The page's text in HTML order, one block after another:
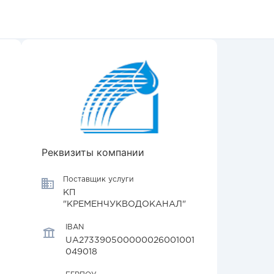
Реквизиты компании
Поставщик услуги
КП
"КРЕМЕНЧУКВОДОКАНАЛ"
IBAN
UA273390500000026001001
049018